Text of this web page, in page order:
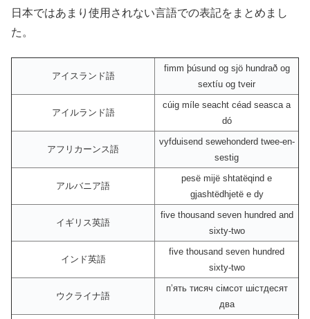
日本ではあまり使用されない言語での表記をまとめまし
た。
アイスランド語
fimm þúsund og sjö hundrað og
sextíu og tveir
アイルランド語
cúig míle seacht céad seasca a
dó
アフリカーンス語
vyfduisend sewehonderd twee-en-
sestig
アルバニア語
pesë mijë shtatëqind e
gjashtëdhjetë e dy
イギリス英語
five thousand seven hundred and
sixty-two
インド英語
five thousand seven hundred
sixty-two
ウクライナ語
пʼять тисяч сімсот шістдесят
два